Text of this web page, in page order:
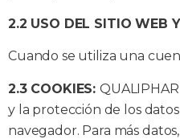
2.2 USO DEL SITIO WEB
Cuando se utiliza una
2.3 COOKIES:
y la protección de los
navegador. Para más